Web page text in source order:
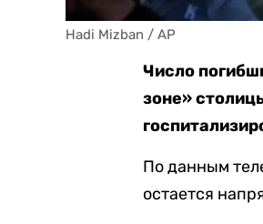
Hadi Mizban / AP
Число
зоне»
По данным
остается